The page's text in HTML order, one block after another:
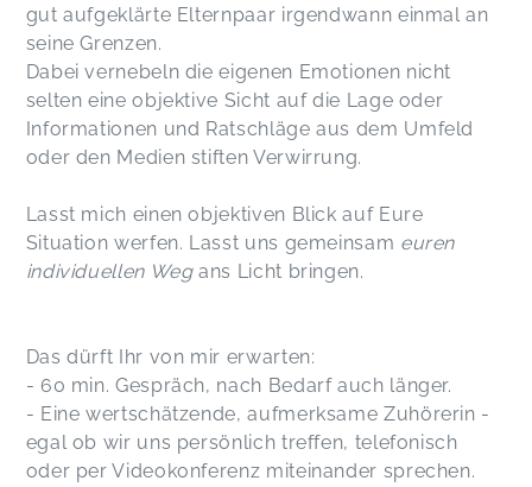
gut aufgeklärte Elternpaar irgendwann einmal an
seine Grenzen.
Dabei vernebeln die eigenen Emotionen nicht
selten eine objektive Sicht auf die Lage oder
Informationen und Ratschläge aus dem Umfeld
oder den Medien stiften Verwirrung.
Lasst mich einen objektiven Blick auf Eure
Situation werfen. Lasst uns gemeinsam euren
individuellen Wegans Licht bringen.
Das dürft Ihr von mir erwarten:
- 60 min. Gespräch, nach Bedarf auch länger.
- Eine wertschätzende, aufmerksame Zuhörerin -
egal ob wir uns persönlich treffen, telefonisch
oder per Videokonferenz miteinander sprechen.